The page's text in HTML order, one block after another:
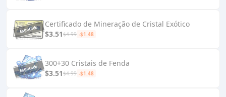
Certificado de Mineração de Cristal Exótico
$3.51$4.99 -$1.48
300+30 Cristais de Fenda
$3.51$4.99 -$1.48